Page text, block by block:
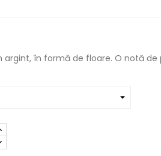
argint, în formă de floare. O notă de